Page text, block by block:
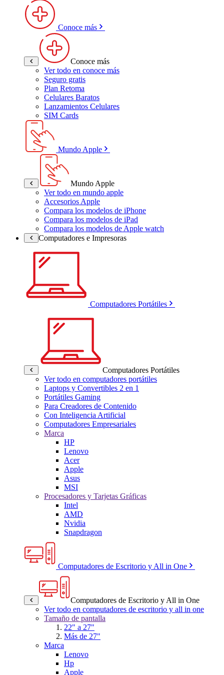
Conoce más
Conoce más
Ver todo en conoce más
Seguro gratis
Plan Retoma
Celulares Baratos
Lanzamientos Celulares
SIM Cards
Mundo Apple
Mundo Apple
Ver todo en mundo apple
Accesorios Apple
Compara los modelos de iPhone
Compara los modelos de iPad
Compara los modelos de Apple watch
Computadores e Impresoras
Computadores Portátiles
Computadores Portátiles
Ver todo en computadores portátiles
Laptops y Convertibles 2 en 1
Portátiles Gaming
Para Creadores de Contenido
Con Inteligencia Artificial
Computadores Empresariales
Marca
HP
Lenovo
Acer
Apple
Asus
MSI
Procesadores y Tarjetas Gráficas
Intel
AMD
Nvidia
Snapdragon
Computadores de Escritorio y All in One
Computadores de Escritorio y All in One
Ver todo en computadores de escritorio y all in one
Tamaño de pantalla
22" a 27"
Más de 27"
Marca
Lenovo
Hp
Apple